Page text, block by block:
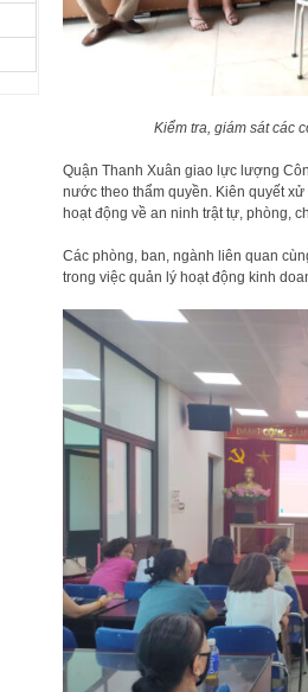
Kiểm tra, giám sát các
Quận Thanh Xuân giao lực lượng
nước theo thẩm quyền. Kiên quyết
hoạt động về an ninh trật tự, phòng,
Các phòng, ban, ngành liên quan
trong việc quản lý hoạt động kinh